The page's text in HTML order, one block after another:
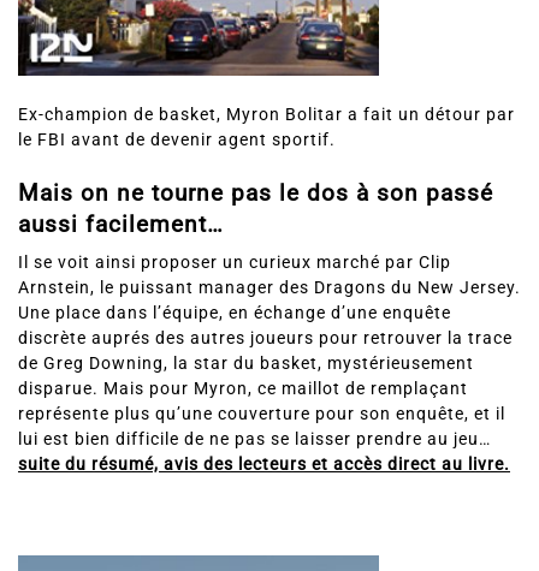
Ex-champion de basket, Myron Bolitar a fait un détour par
le FBI avant de devenir agent sportif.
Mais on ne tourne pas le dos à son passé
aussi facilement…
Il se voit ainsi proposer un curieux marché par Clip
Arnstein, le puissant manager des Dragons du New Jersey.
Une place dans l’équipe, en échange d’une enquête
discrète auprés des autres joueurs pour retrouver la trace
de Greg Downing, la star du basket, mystérieusement
disparue. Mais pour Myron, ce maillot de remplaçant
représente plus qu’une couverture pour son enquête, et il
lui est bien difficile de ne pas se laisser prendre au jeu…
suite du résumé, avis des lecteurs et accès direct au livre.